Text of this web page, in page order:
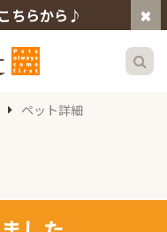
ちらから♪
ペット詳細